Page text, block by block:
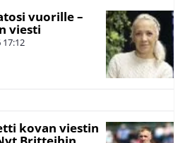
vuorille –
viesti
17:12
kovan viestin